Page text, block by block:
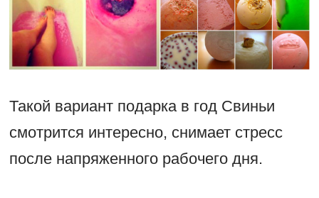
Такой вариант подарка в год Свиньи
смотрится интересно, снимает стресс
после напряженного рабочего дня.